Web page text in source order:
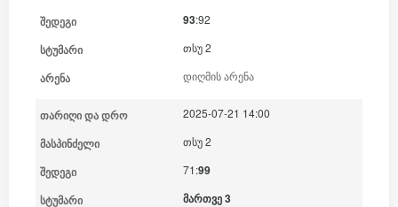
93:92
თსუ 2
დიღმის არენა
2025-07-21 14:00
თსუ 2
71:99
მართვე 3